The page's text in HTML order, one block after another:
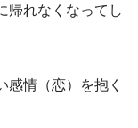
帰れなくなってし
感情（恋）を抱く